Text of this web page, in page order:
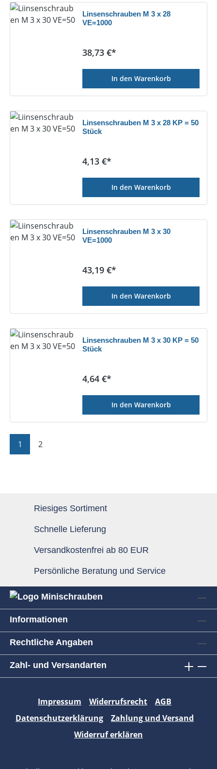
Linsenschrauben M 3 x 28
VE=1000
Regulärer Preis:
38,73 €*
In den Warenkorb
Linsenschrauben M 3 x 28 KP = 50
Stück
Regulärer Preis:
4,13 €*
In den Warenkorb
Linsenschrauben M 3 x 30
VE=1000
Regulärer Preis:
43,19 €*
In den Warenkorb
Linsenschrauben M 3 x 30 KP = 50
Stück
Regulärer Preis:
4,64 €*
In den Warenkorb
Seite
1 Seite
2
Riesiges Sortiment
Schnelle Lieferung
Versandkostenfrei ab 80 EUR
Persönliche Beratung und Service
Informationen
Rechtliche Angaben
Zahl- und Versandarten
Impressum Widerrufsrecht
AGB
Datenschutzerklärung
Zahlung und Versand
Widerruf erklären